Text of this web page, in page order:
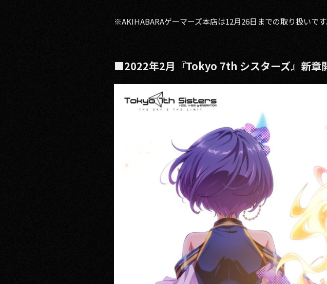
※AKIHABARAゲーマーズ本店は12月26日までの取り扱いです
■2022年2月『Tokyo 7th シスターズ』新章